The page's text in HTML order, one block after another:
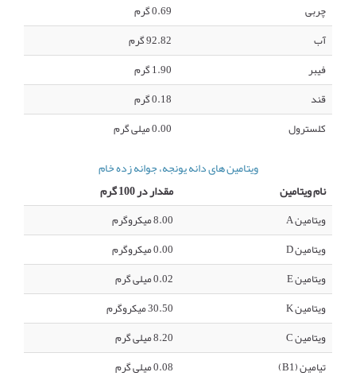
چربی
0.69 گرم
آب
92.82 گرم
فیبر
1.90 گرم
قند
0.18 گرم
کلسترول
0.00 میلی گرم
ویتامین های دانه یونجه، جوانه زده خام
نام ویتامین
مقدار در 100 گرم
ویتامین A
8.00 میکروگرم
ویتامین D
0.00 میکروگرم
ویتامین E
0.02 میلی گرم
ویتامین K
30.50 میکروگرم
ویتامین C
8.20 میلی گرم
تیامین (B1)
0.08 میلی گرم